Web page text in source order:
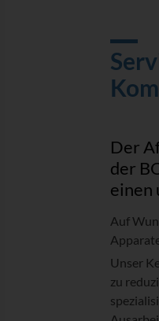
Der
der
einen
Auf
Unser
zu